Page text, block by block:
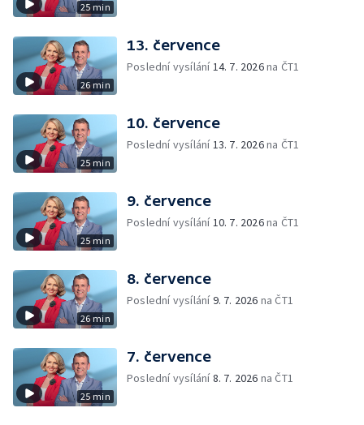
25 min
26 min
13. července
Poslední vysílání14. 7. 2026na ČT1
25 min
10. července
Poslední vysílání13. 7. 2026na ČT1
25 min
9. července
Poslední vysílání10. 7. 2026na ČT1
26 min
8. července
Poslední vysílání9. 7. 2026 na ČT1
25 min
7. července
Poslední vysílání8. 7. 2026 na ČT1